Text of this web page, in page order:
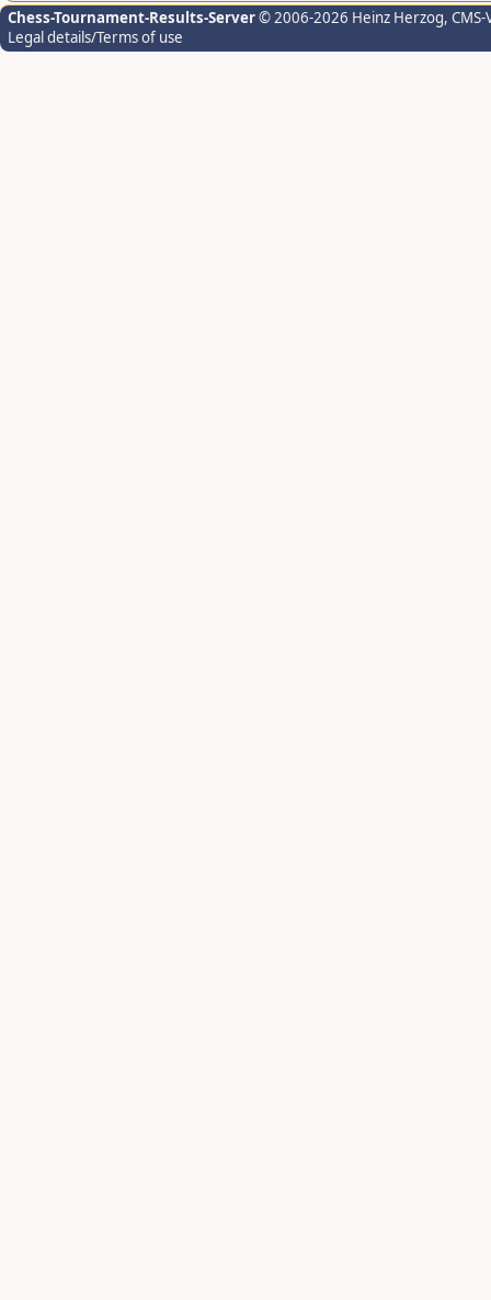
Chess-Tournament-Results-Server© 2006-2026 Heinz Herzog,
Legal details/Terms of use